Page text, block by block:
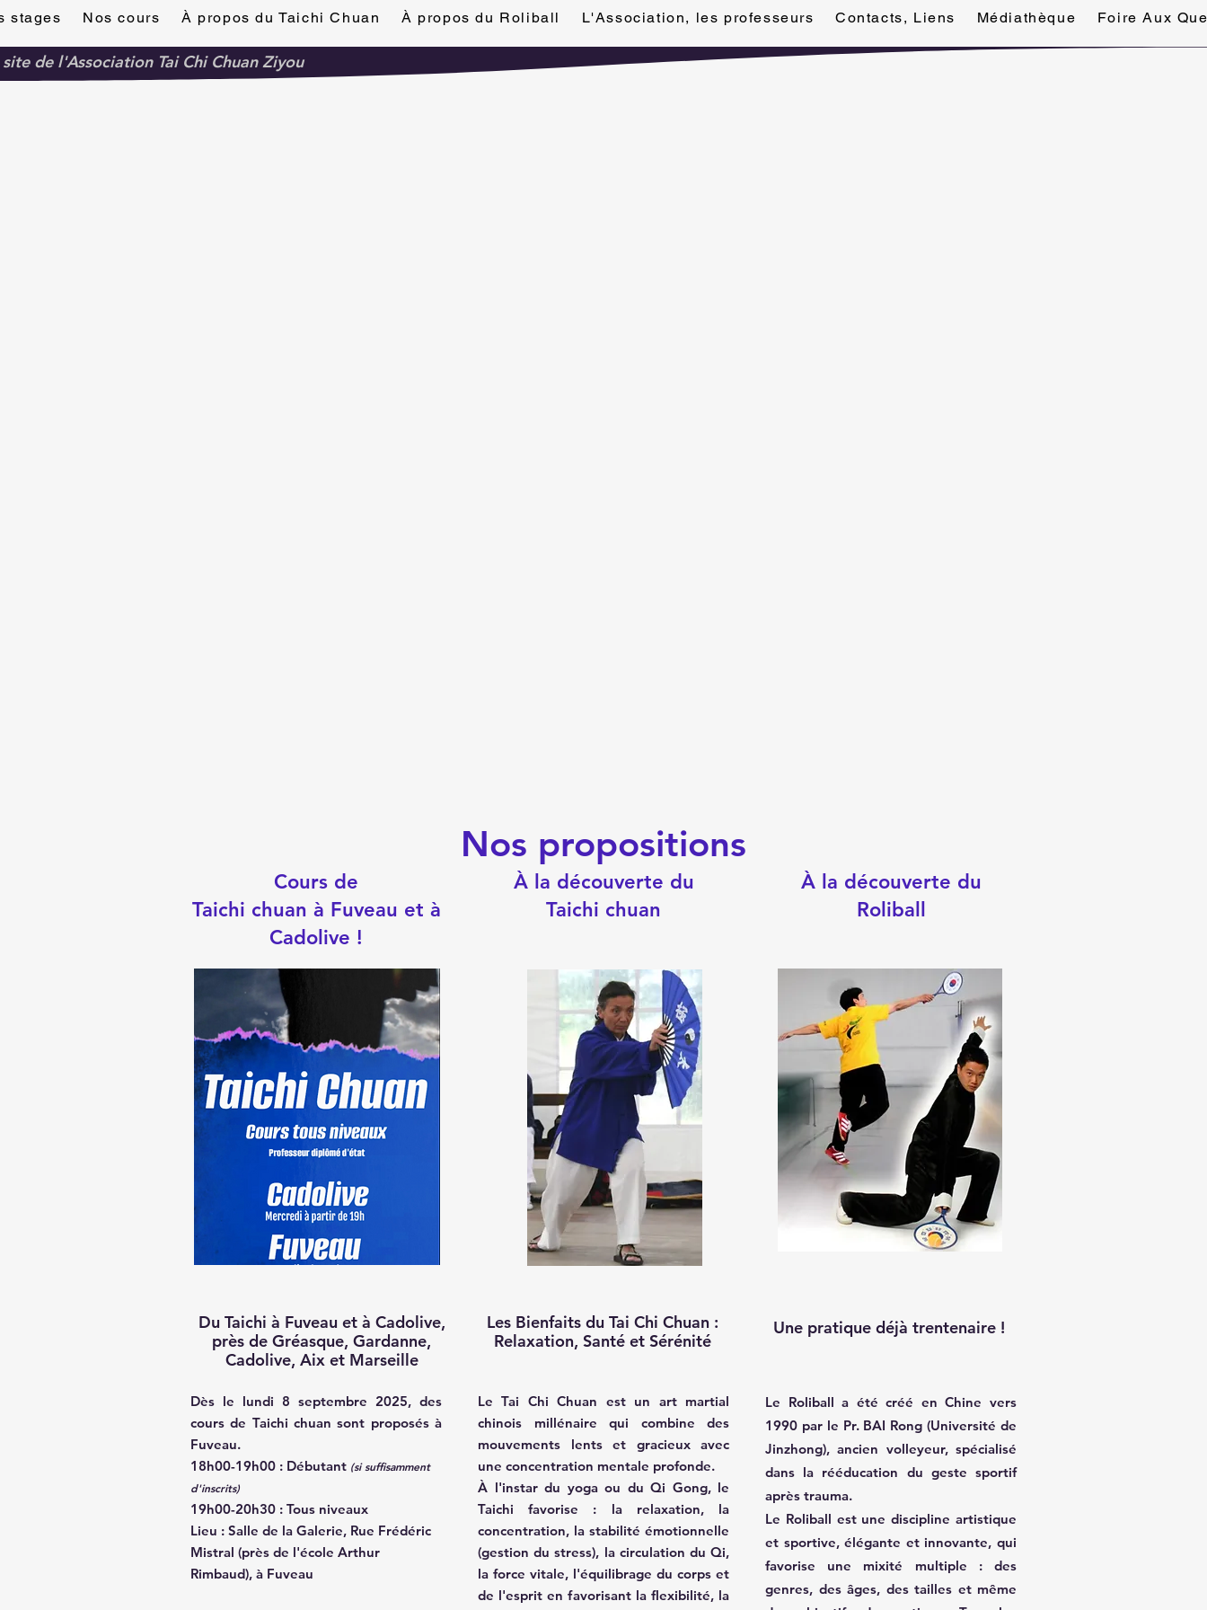
stages Nos cours À propos du Taichi Chuan À propos du Roliball L'Association, les professeurs Contacts, Liens Médiathèque Foire Aux
de l'Association Tai Chi Chuan Ziyou
Nos propositions
Cours de
Taichi chuan à Fuveau et à
Cadolive !
Du Taichi à Fuveau et à Cadolive,
près de Gréasque, Gardanne,
Cadolive, Aix et Marseille
Dès le lundi 8 septembre 2025, des
cours de Taichi chuan sont proposés à
Fuveau.
18h00-19h00 : Débutant (si suffisamment
d'inscrits)
19h00-20h30 : Tous niveaux
Lieu : ​Salle de la Galerie, Rue Frédéric
Mistral (près de l'école Arthur
Rimbaud), à Fuveau​
À la découverte du
Taichi chuan
Les Bienfaits du Tai Chi Chuan :
Relaxation, Santé et Sérénité
Le Tai Chi Chuan est un art martial
chinois millénaire qui combine des
mouvements lents et gracieux avec
une concentration mentale profonde.
À l'instar du yoga ou du Qi Gong, le
Taichi favorise : la relaxation, la
concentration, la stabilité émotionnelle
(gestion du stress), la circulation du Qi,
la force vitale, l'équilibrage du corps et
de l'esprit en favorisant la flexibilité, la
À la découverte du
Roliball
Une pratique déjà trentenaire !
Le Roliball a été créé en Chine vers
1990 par le Pr. BAI Rong (Université de
Jinzhong), ancien volleyeur, spécialisé
dans la rééducation du geste sportif
après trauma.
Le Roliball est une discipline artistique
et sportive, élégante et innovante, qui
favorise une mixité multiple : des
genres, des âges, des tailles et même